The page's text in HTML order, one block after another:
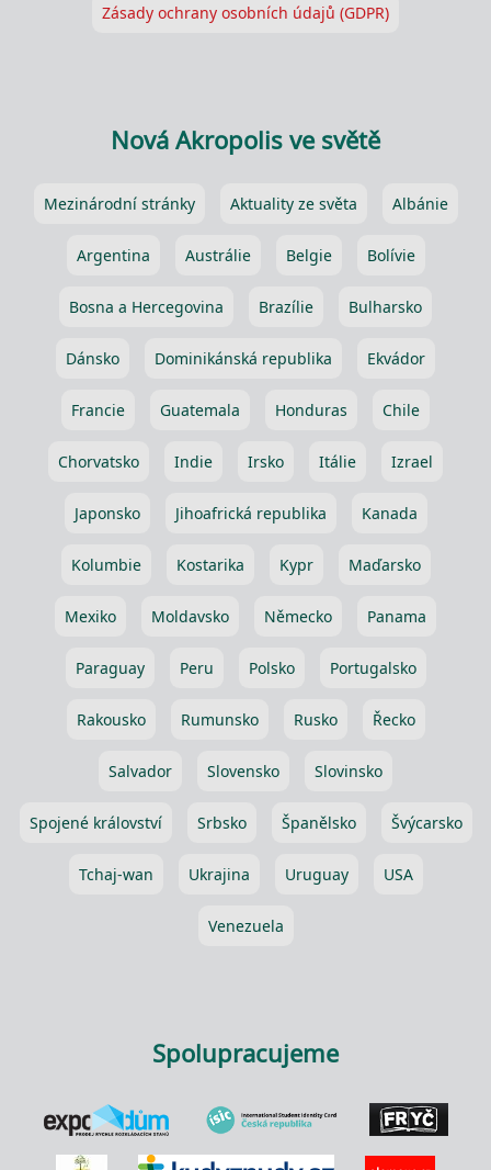
Zásady ochrany osobních údajů (GDPR)
Nová Akropolis ve světě
Mezinárodní stránky Aktuality ze světa Albánie
Argentina Austrálie Belgie Bolívie
Bosna a Hercegovina Brazílie Bulharsko
Dánsko Dominikánská republika Ekvádor
Francie Guatemala Honduras Chile
Chorvatsko Indie Irsko Itálie Izrael
Japonsko Jihoafrická republika Kanada
Kolumbie Kostarika Kypr Maďarsko
Mexiko Moldavsko Německo Panama
Paraguay Peru Polsko Portugalsko
Rakousko Rumunsko Rusko Řecko
Salvador Slovensko Slovinsko
Spojené království Srbsko Španělsko Švýcarsko
Tchaj-wan Ukrajina Uruguay USA
Venezuela
Spolupracujeme